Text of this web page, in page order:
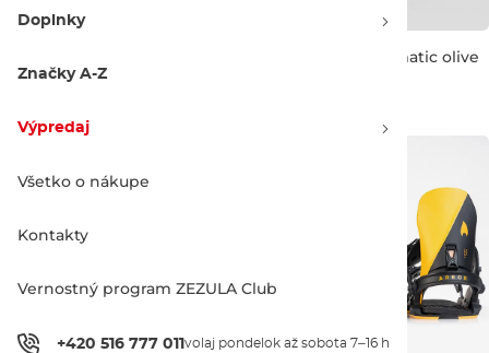
Doplnky
Značky A-Z
Výpredaj
Všetko o nákupe
Kontakty
Vernostný program ZEZULA Club
+420 516 777 011 volaj pondelok až sobota 7–16 h
Použitý tovar -50%
M L
Nidecker LT Supermatic olive